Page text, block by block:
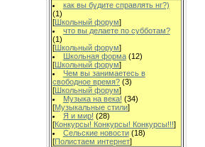
как вы будите справлять нг?)
(1)
[Школьный форум]
что вы делаете по субботам?
(1)
[Школьный форум]
Школьная форма (12)
[Школьный форум]
Чем вы занимаетесь в
свободное время? (3)
[Школьный форум]
Музыка на века! (34)
[Музыкальные стили]
Я и мир! (28)
[Конкурсы! Конкурсы! Конкурсы!!!]
Сельские новости (18)
[Полистаем интернет]